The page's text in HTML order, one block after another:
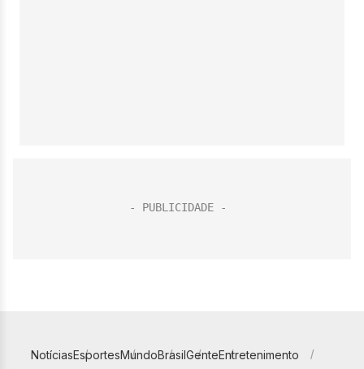
NotíciasEsportesMundoBrasilGenteEntretenimento